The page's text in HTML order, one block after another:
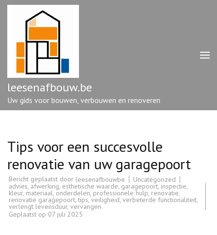
Ga
enter)
leesenafbouw.be
Uw gids voor bouwen, verbouwen en renoveren
Tips voor een succesvolle
renovatie van uw garagepoort
Bericht geplaatst door leesenafbouwbe
Uncategorized
advies, afwerking, esthetische waarde, garagepoort, inspectie,
kleur, materiaal, onderdelen, professionele hulp, renovatie,
renovatie garagepoort,tips, veiligheid, verbeterde functionaliteit,
verlengt levensduur, vervangen
Geplaatst op 07 juli 2025